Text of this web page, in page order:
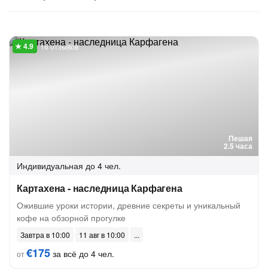
Пешая
2.5 часа
16 отзывов
Индивидуальная до 4 чел.
Картахена - наследница Карфагена
Ожившие уроки истории, древние секреты и уникальный
кофе на обзорной прогулке
Завтра в 10:00
11 авг в 10:00
от€175 за всё до 4 чел.